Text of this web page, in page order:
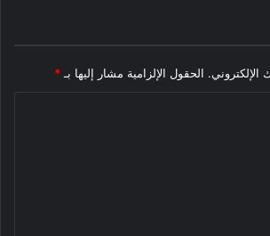
فنان غير معروف. (صورة … [+] الحصول
الحقول الإلزامية مشار إليها بـ *